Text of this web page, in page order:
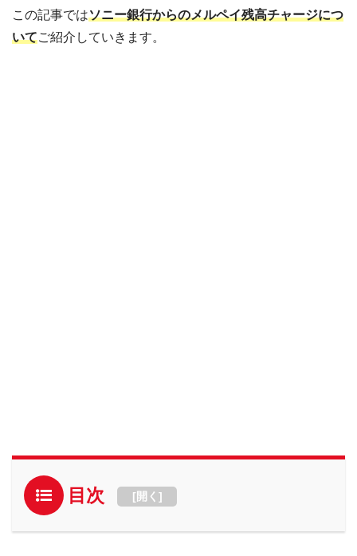
この記事ではソニー銀行からのメルペイ残高チャージにつ
いてご紹介していきます。
目次 [開く ]